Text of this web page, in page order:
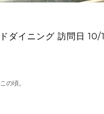
ダイニング 訪問日 10/1
の頃。